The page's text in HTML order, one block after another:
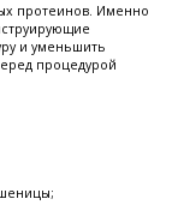
протеинов. Именно
и уменьшить
процедурой